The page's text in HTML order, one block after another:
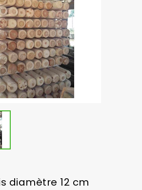
diamètre 12 cm